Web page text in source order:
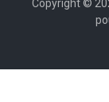
Copyright ©